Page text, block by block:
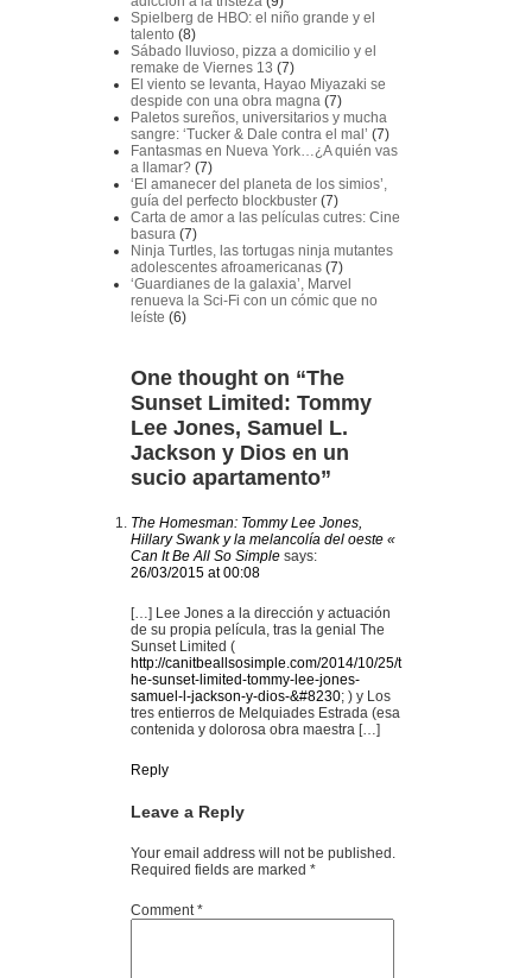
Spielberg de HBO: el niño grande y el
talento (8)
Sábado lluvioso, pizza a domicilio y el
remake de Viernes 13 (7)
El viento se levanta, Hayao Miyazaki se
despide con una obra magna (7)
Paletos sureños, universitarios y mucha
sangre: ‘Tucker & Dale contra el mal’ (7)
Fantasmas en Nueva York…¿A quién vas
a llamar? (7)
‘El amanecer del planeta de los simios’,
guía del perfecto blockbuster (7)
Carta de amor a las películas cutres: Cine
basura (7)
Ninja Turtles, las tortugas ninja mutantes
adolescentes afroamericanas (7)
‘Guardianes de la galaxia’, Marvel
renueva la Sci-Fi con un cómic que no
leíste (6)
One thought on “The
Sunset Limited: Tommy
Lee Jones, Samuel L.
Jackson y Dios en un
sucio apartamento”
The Homesman: Tommy Lee Jones,
Hillary Swank y la melancolía del oeste «
Can It Be All So Simple says:
26/03/2015 at 00:08
[…] Lee Jones a la dirección y actuación
de su propia película, tras la genial The
Sunset Limited (
http://canitbeallsosimple.com/2014/10/25/t
he-sunset-limited-tommy-lee-jones-
samuel-l-jackson-y-dios-&#8230; ) y Los
tres entierros de Melquiades Estrada (esa
contenida y dolorosa obra maestra […]
Reply
Leave a Reply
Your email address will not be published.
Required fields are marked *
Comment*